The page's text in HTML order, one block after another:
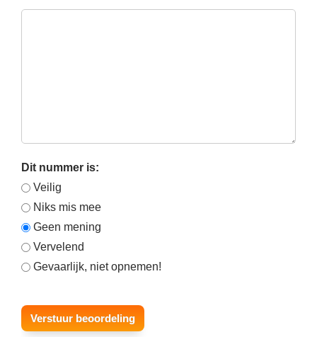
Dit nummer is:
Veilig
Niks mis mee
Geen mening
Vervelend
Gevaarlijk, niet opnemen!